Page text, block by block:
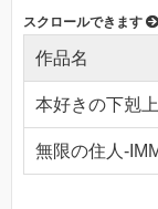
作品名
本好きの下剋
無限の住人-